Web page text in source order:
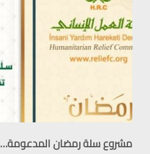
مشروع سلة رمضان المدعومة…